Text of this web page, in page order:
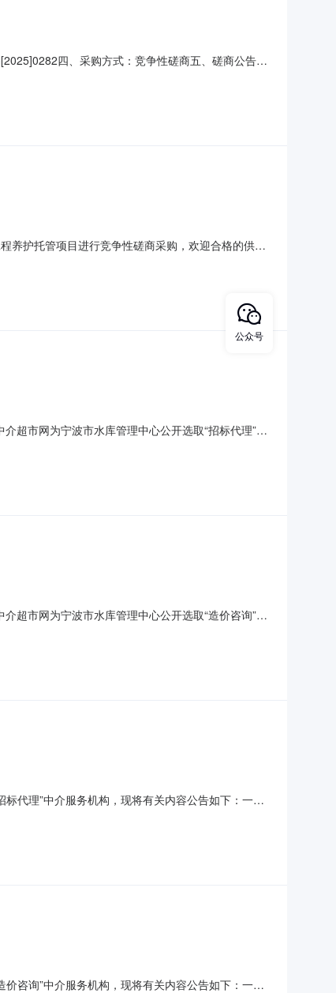
四、采购方式：竞争性磋商五、磋商公告发
养护托管项目进行竞争性磋商采购，欢迎合格的供应
超市网为宁波市水库管理中心公开选取“招标代理”中
1210:24:03服务金额
超市网为宁波市水库管理中心公开选取“造价咨询”中
1210:22:22服务金额
代理”中介服务机构，现将有关内容公告如下：一、
制、公告发布、专家评审及后续资料备案等一切
咨询”中介服务机构，现将有关内容公告如下：一、
公众号